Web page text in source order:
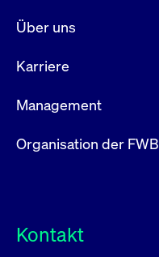
Über uns
Karriere
Management
Organisation der FWB
Kontakt